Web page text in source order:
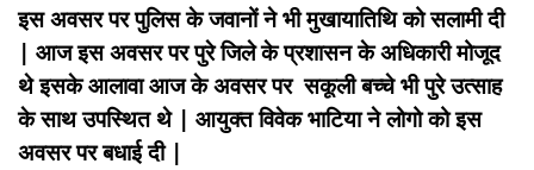
इस अवसर पर पुलिस के जवानों ने भी मुखायातिथि को सलामी दी
| आज इस अवसर पर पुरे जिले के प्रशासन के अधिकारी मोजूद
थे इसके आलावा आज के अवसर पर सकूली बच्चे भी पुरे उत्साह
के साथ उपस्थित थे | आयुक्त विवेक भाटिया ने लोगो को इस
अवसर पर बधाई दी |